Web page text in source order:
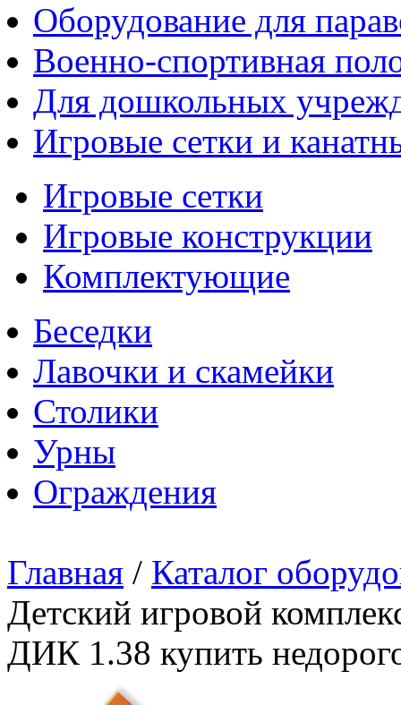
Оборудование для
Военно-спортивная
Для дошкольных
Игровые сетки и
Игровые сетки
Игровые конструкции
Комплектующие
Беседки
Лавочки и скамейки
Столики
Урны
Ограждения
Главная / Каталог
Детский игровой
ДИК 1.38 купить